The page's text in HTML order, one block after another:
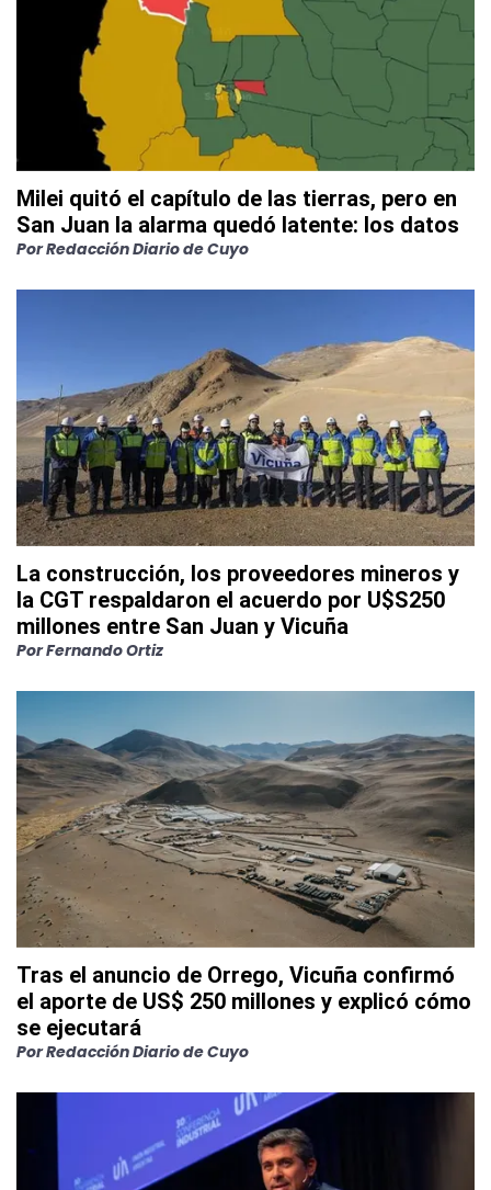
Milei quitó el capítulo de las tierras, pero en
San Juan la alarma quedó latente: los datos
PorRedacción Diario de Cuyo
La construcción, los proveedores mineros y
la CGT respaldaron el acuerdo por U$S250
millones entre San Juan y Vicuña
PorFernando Ortiz
Tras el anuncio de Orrego, Vicuña confirmó
el aporte de US$ 250 millones y explicó cómo
se ejecutará
PorRedacción Diario de Cuyo